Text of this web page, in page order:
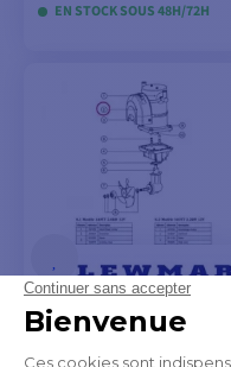
EN STOCK SOUS 48H/72H
AJOUTER AU
PANIER
Capot de protection relais
pour propulseur Lewmar
185TT 6.0 kW